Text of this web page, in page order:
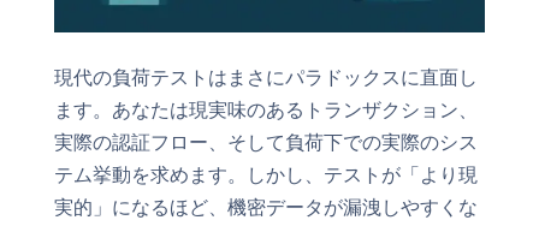
現代の負荷テストはまさにパラドックスに直面し
ます。あなたは現実味のあるトランザクション、
実際の認証フロー、そして負荷下での実際のシス
テム挙動を求めます。しかし、テストが「より現
実的」になるほど、機密データが漏洩しやすくな